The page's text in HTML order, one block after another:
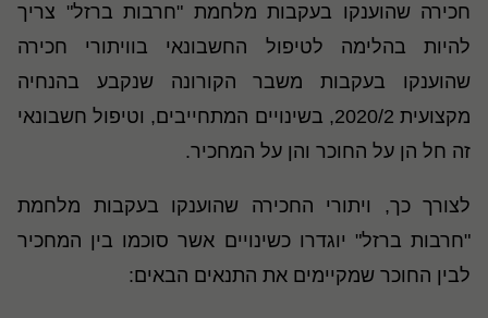
חכירה שהוענקו בעקבות מלחמת "חרבות ברזל" צריך
להיות בהלימה לטיפול החשבונאי בוויתורי חכירה
שהוענקו בעקבות משבר הקורונה שנקבע בהנחיה
מקצועית 2020/2, בשינויים המתחייבים, וטיפול חשבונאי
זה חל הן על החוכר והן על המחכיר.
לצורך כך, ויתורי החכירה שהוענקו בעקבות מלחמת
"חרבות ברזל" יוגדרו כשינויים אשר סוכמו בין המחכיר
לבין החוכר שמקיימים את התנאים הבאים: